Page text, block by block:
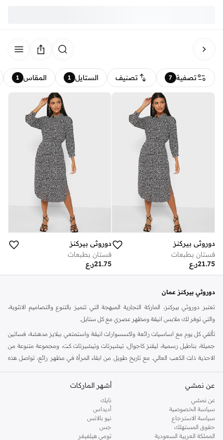
تصفية 7 تصنيف الستايل 1 المقاس 1
دوروثي بيركنز
فستان بطبعات
ر.ع21.75
دوروثي بيركنز
فستان بطبعات
ر.ع21.75
دوروثي بيركنز عمان
تعتبر دوروثي بيركنز، الماركة التجارية المبهجة التي تتميز بالتنوع والتصاميم الانثوية،
والتي توفر لك ملابس انيقة ومظهر عصري مع كل ستايل.
تألقي كل يوم مع اساسيات رائعة واكسسوارات انيقة واستمتعي ببلايز مدهشة، فساتين
جميلة، بناطيل رسمية، ليقنز كاجوال، تيشيرتات وتيشيرتات كت، ومجموعة متنوعة من
الاحذية ذات الكعب العالي. مع تاريخ طويل من ابقاء المرأة في مظهر رائع، تواصل هذه
كنت تقومين بتجديد خزانة ملابسك الملائمة للعمل، البحث عن فستان مثالي للحفلات او
اليه.
تسوقي دوروثي بيركنز اون لاين مسقط
تسوقي دوروثي بيركنز اون لاين من نمشي واستمتعي باكثر من الف ستايل من مجموعة
عن نمشي
عن نمشي
سياسة الخصوصية
سياسة الاسترجاع
حقوق المستهلك
المملكة العربية السعودية
أشهر الماركات
نايك
أديداس
نيو بالانس
جس
تومي هيلفيغر